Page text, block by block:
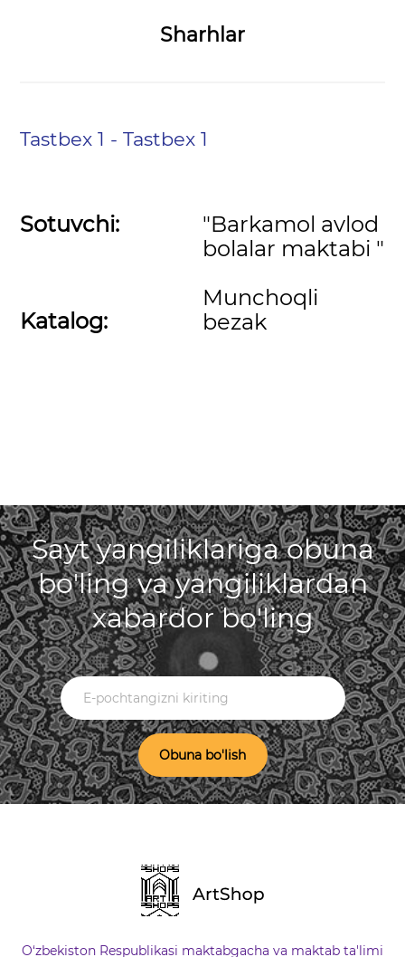
Sharhlar
Tastbex 1 - Tastbex 1
Sotuvchi:
Katalog:
"Barkamol avlod
bolalar maktabi "
Munchoqli
bezak
Sayt yangiliklariga obuna
bo'ling va yangiliklardan
xabardor bo'ling
Obuna bo'lish
O‘zbekiston Respublikasi maktabgacha va maktab ta'limi